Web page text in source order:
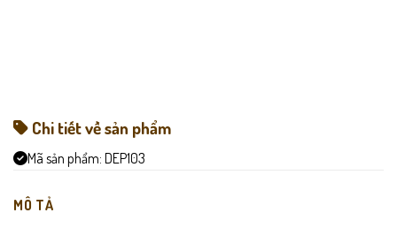
Chi tiết về sản phẩm
Mã sản phẩm: DEP103
MÔ TẢ